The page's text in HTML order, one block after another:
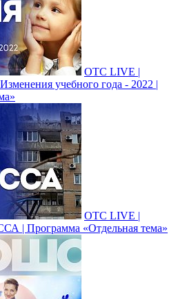
ОТС LIVE |
учебного года - 2022 |
ОТС LIVE |
Программа «Отдельная тема»